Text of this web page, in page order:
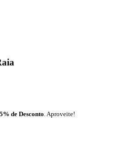
de Desconto. Aproveite!